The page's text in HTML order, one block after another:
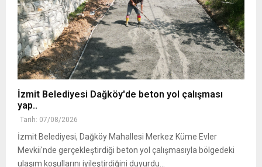
İzmit Belediyesi Dağköy'de beton yol çalışması
yap..
Tarih: 07/08/2026
İzmit Belediyesi, Dağköy Mahallesi Merkez Küme Evler
Mevkii'nde gerçekleştirdiği beton yol çalışmasıyla bölgedeki
ulaşım koşullarını iyileştirdiğini duyurdu...